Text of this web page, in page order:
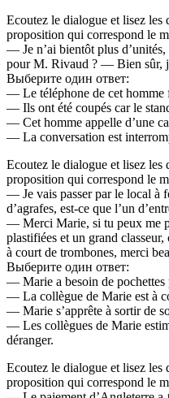
Ecoutez le dialogue et lisez
proposition qui correspond le
— Je n’ai bientôt plus
pour M. Rivaud ? — Bien sûr,
Выберите один ответ:
— Le téléphone de cet homme
— Ils ont été coupés car le
— Cet homme appelle d’une
— La conversation est
Ecoutez le dialogue et lisez
proposition qui correspond le
— Je vais passer par le local à
d’agrafes, est-ce que l’un
— Merci Marie, si tu peux me
plastifiées et un grand
à court de trombones, merci
Выберите один ответ:
— Marie a besoin de pochettes
— La collègue de Marie est à
— Marie s’apprête à sortir de
— Les collègues de Marie
déranger.
Ecoutez le dialogue et lisez
proposition qui correspond le